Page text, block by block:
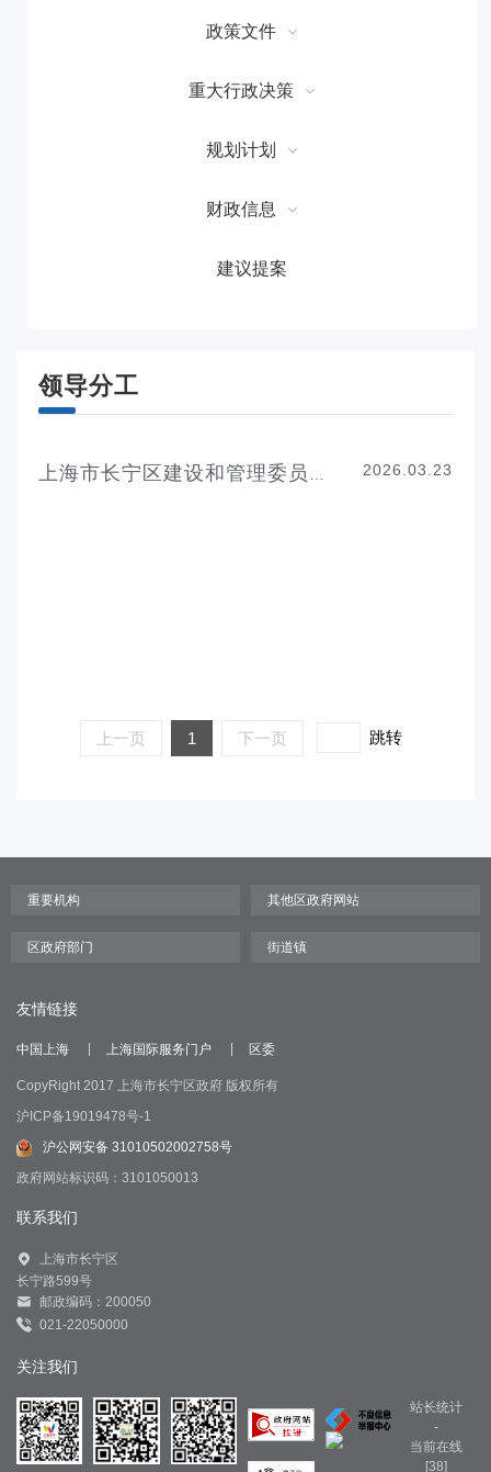
政策文件
重大行政决策
规划计划
财政信息
建议提案
领导分工
2026.03.23
上一页 1 下一页 跳转
友情链接
中国上海 上海国际服务门户 区委
CopyRight 2017 上海市长宁区政府 版权所有
沪ICP备19019478号-1
沪公网安备 31010502002758号
政府网站标识码：3101050013
联系我们
上海市长宁区
长宁路599号
邮政编码：200050
021-22050000
关注我们
站长统计
-
当前在线
[38]